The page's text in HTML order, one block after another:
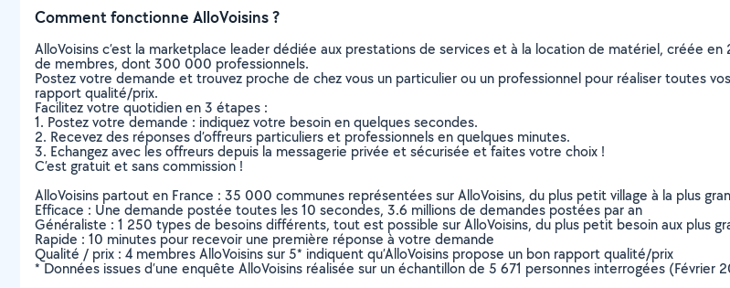
Comment fonctionne AlloVoisins ?
AlloVoisins c’est la marketplace leader dédiée aux prestations de services et à la location de matériel, créée
de membres, dont 300 000 professionnels.
Postez votre demande et trouvez proche de chez vous un particulier ou un professionnel pour réaliser toutes
rapport qualité/prix.
Facilitez votre quotidien en 3 étapes :
1. Postez votre demande : indiquez votre besoin en quelques secondes.
2. Recevez des réponses d’offreurs particuliers et professionnels en quelques minutes.
3. Echangez avec les offreurs depuis la messagerie privée et sécurisée et faites votre choix !
C’est gratuit et sans commission !
AlloVoisins partout en France : 35 000 communes représentées sur AlloVoisins, du plus petit village à la plus
Efficace : Une demande postée toutes les 10 secondes, 3.6 millions de demandes postées par an
Généraliste : 1 250 types de besoins différents, tout est possible sur AlloVoisins, du plus petit besoin aux plus
Rapide : 10 minutes pour recevoir une première réponse à votre demande
Qualité / prix : 4 membres AlloVoisins sur 5* indiquent qu’AlloVoisins propose un bon rapport qualité/prix
* Données issues d’une enquête AlloVoisins réalisée sur un échantillon de 5 671 personnes interrogées (Février